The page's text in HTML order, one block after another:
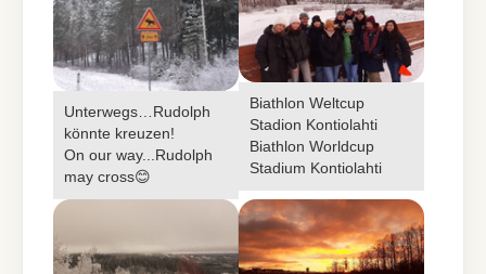
Unterwegs…Rudolph
könnte kreuzen!
On our way...Rudolph
may cross😊
Biathlon Weltcup
Stadion Kontiolahti
Biathlon Worldcup
Stadium Kontiolahti